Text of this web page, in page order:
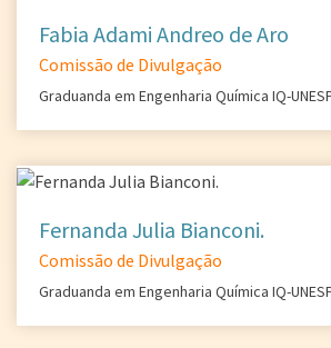
Fabia Adami Andreo de Aro
Comissão de Divulgação
Graduanda em Engenharia Química IQ-
Fernanda Julia Bianconi.
Comissão de Divulgação
Graduanda em Engenharia Química IQ-